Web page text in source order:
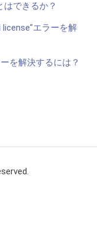
できるか？
エラーを解
を解決するには？